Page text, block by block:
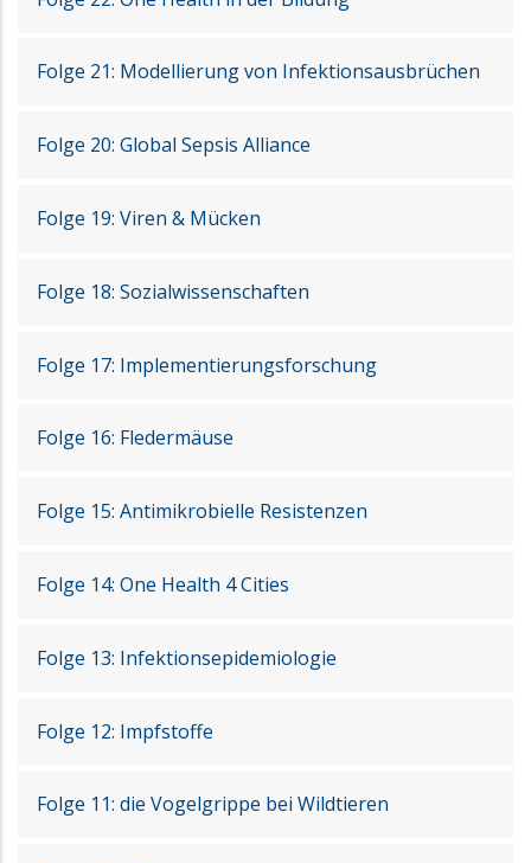
Folge 21: Modellierung von Infektionsausbrüchen
Folge 20: Global Sepsis Alliance
Folge 19: Viren & Mücken
Folge 18: Sozialwissenschaften
Folge 17: Implementierungsforschung
Folge 16: Fledermäuse
Folge 15: Antimikrobielle Resistenzen
Folge 14: One Health 4 Cities
Folge 13: Infektionsepidemiologie
Folge 12: Impfstoffe
Folge 11: die Vogelgrippe bei Wildtieren